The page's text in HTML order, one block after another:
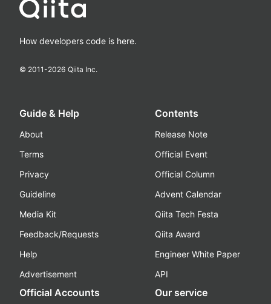
How developers code is here.
© 2011-2026 Qiita Inc.
Guide & Help
About
Terms
Privacy
Guideline
Media Kit
Feedback/Requests
Help
Advertisement
Contents
Release Note
Official Event
Official Column
Advent Calendar
Qiita Tech Festa
Qiita Award
Engineer White Paper
API
Official Accounts Our service